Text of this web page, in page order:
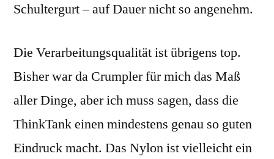
Schultergurt – auf Dauer nicht so angenehm.
Die Verarbeitungsqualität ist übrigens top.
Bisher war da Crumpler für mich das Maß
aller Dinge, aber ich muss sagen, dass die
ThinkTank einen mindestens genau so guten
Eindruck macht. Das Nylon ist vielleicht ein